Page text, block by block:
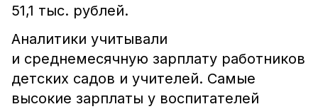
51,1 тыс. рублей.
Аналитики учитывали
и среднемесячную зарплату работников
детских садов и учителей. Самые
высокие зарплаты у воспитателей